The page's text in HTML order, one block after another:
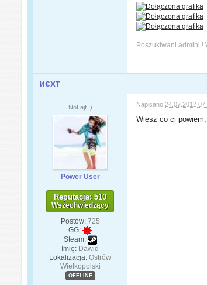
Poszukiwani admini !
иєxт
NoLajf ;)
Power User
Reputacja: 510
Wszechwiedzący
Postów: 725
GG:
Steam:
Imię: Dawid
Lokalizacja: Ostrów
Wielkopolski
OFFLINE
Napisano 24.07.2012
Wiesz co ci